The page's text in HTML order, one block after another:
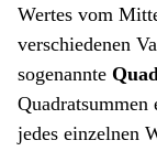
Wertes vom
verschiedenen
sogenannte
jedes einzelnen